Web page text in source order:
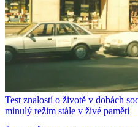
Test znalostí o životě v dobách
minulý režim stále v živé paměti